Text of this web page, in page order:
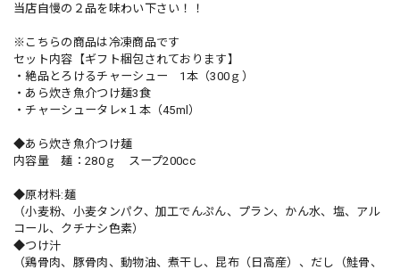
当店自慢の２品を味わい下さい！！
※こちらの商品は冷凍商品です
セット内容【ギフト梱包されております】
・絶品とろけるチャーシュー 1本（300ｇ）
・あら炊き魚介つけ麺3食
・チャーシュータレ×１本（45ml）
◆あら炊き魚介つけ麺
内容量 麺：280ｇ スープ200cc
◆原材料:麺
（小麦粉、小麦タンパク、加工でんぷん、プラン、かん水、塩、アル
コール、クチナシ色素）
◆つけ汁
（鶏骨肉、豚骨肉、動物油、煮干し、昆布（日高産）、だし（鮭骨、